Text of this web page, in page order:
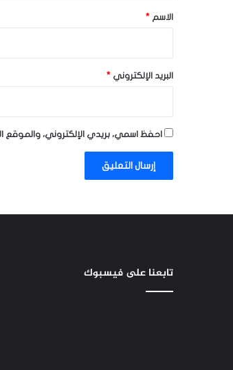
*الاسم *
البريد الإلكتروني *
احفظ اسمي، بريدي الإلكتروني،
تابعنا على فيسبوك